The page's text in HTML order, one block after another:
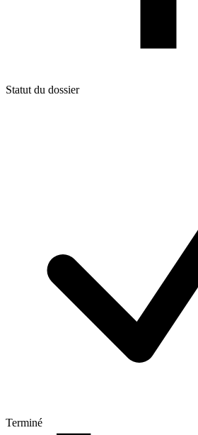
Statut du dossier
Terminé